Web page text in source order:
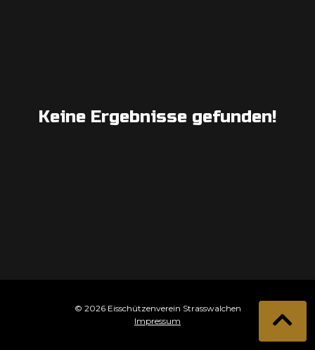
Keine Ergebnisse gefunden!
© 2026 Eisschützenverein Strasswalchen
Impressum